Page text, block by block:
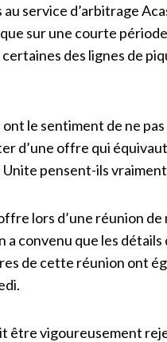
service d’arbitrage
sur une courte
des lignes de
le sentiment de ne
d’une offre qui
pensent-ils
lors d’une réunion
a convenu que les
de cette réunion ont
être vigoureusement